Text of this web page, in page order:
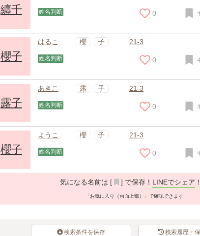
纏千 姓名判断 0
櫻子
はるこ 櫻 子 21-3
姓名判断 0
露子
あきこ 露 子 21-3
姓名判断 0
櫻子
ようこ 櫻 子 21-3
姓名判断 0
気になる名前は [ ] で保存！ LINEでシェア
「お気に入り（画面上部）」で確認できます
検索条件を保存 検索履歴・